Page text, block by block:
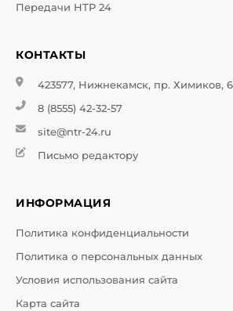
Передачи НТР 24
КОНТАКТЫ
423577, Нижнекамск, пр. Химиков,
8 (8555) 42-32-57
site@ntr-24.ru
Письмо редактору
ИНФОРМАЦИЯ
Политика конфиденциальности
Политика о персональных данных
Условия использования сайта
Карта сайта